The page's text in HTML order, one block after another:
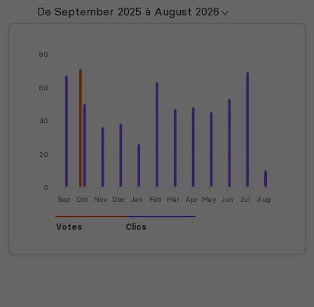
0
20
40
60
80
Sep Oct Nov Dec Jan Feb Mar Apr May Jun Jul Aug
Votes Clics